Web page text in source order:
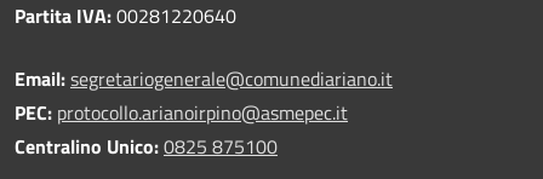
Partita IVA:00281220640
Email:segretariogenerale@comunediariano.it
PEC: protocollo.arianoirpino@asmepec.it
Centralino Unico:0825 875100